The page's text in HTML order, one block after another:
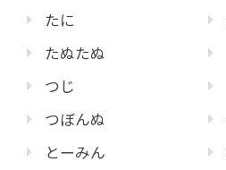
たに
たぬたぬ
つじ
つぼんぬ
とーみん